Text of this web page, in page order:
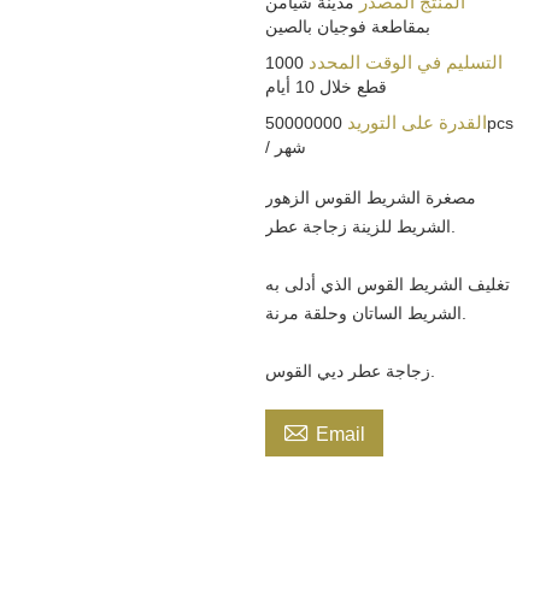
بمقاطعة فوجيان بالصين
التسليم في الوقت المحدد1000
قطع خلال 10 أيام
القدرة على التوريد50000000pcs
/ شهر
مصغرة الشريط القوس الزهور
تغليف الشريط القوس الذي أدلى به
 Email